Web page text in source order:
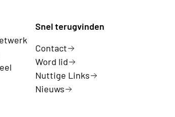
Snel terugvinden
Contact
Word lid
Nuttige Links
Nieuws